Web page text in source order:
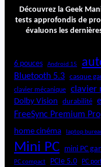
:
U
n
a
c
e
u
r
c
o
n
Découvrez la Geek
tests approfondis de
évaluons les
6 pouces Android 15
Bluetooth 5.3 casque
clavier mécanique clavier
Dolby Vision durabilité
FreeSync Premium Pro
home cinéma laptop
Mini PC mini PC
PC compact PCIe 5.0 PC